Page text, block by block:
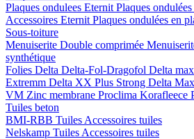
Plaques ondulees Eternit Plaques
Accessoires Eternit Plaques ondulées en
Sous-toiture
Menuiserite Double comprimée
synthétique
Folies Delta Delta-Fol-Dragofol Delta
Extremm Delta XX Plus Strong Delta
VM Zinc membrane Proclima Korafleece
Tuiles beton
BMI-RBB Tuiles Accessoires tuiles
Nelskamp Tuiles Accessoires tuiles